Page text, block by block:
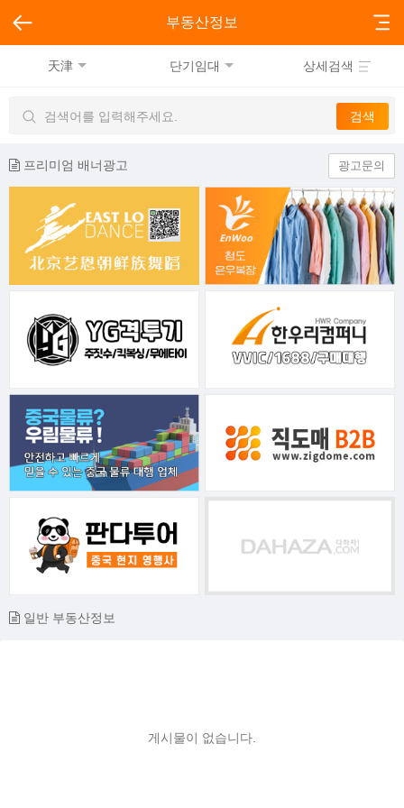
부동산정보
天津 단기임대 상세검색
프리미엄 배너광고 광고문의
일반 부동산정보
게시물이 없습니다.